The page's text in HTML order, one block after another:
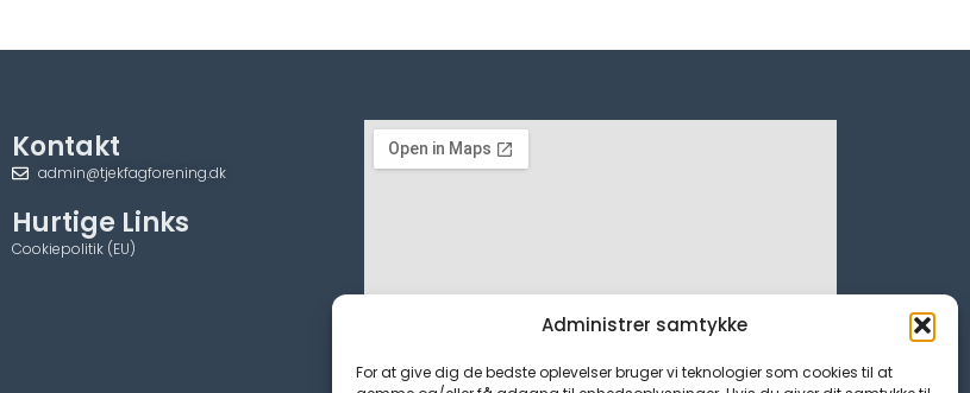
Administrer samtykke
For at give dig de bedste oplevelser bruger vi teknologier som cookies til at
Kontakt
admin@tjekfagforening.dk
Hurtige Links
Cookiepolitik (EU)